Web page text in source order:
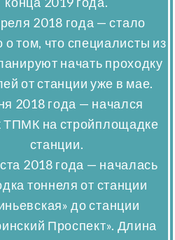
2018 года — стало
о том, что специалисты из
начать проходку
от станции уже в мае.
2018 года — начался
ТПМК на стройплощадке
станции.
2018 года — началась
тоннеля от станции
до станции
Проспект». Длина